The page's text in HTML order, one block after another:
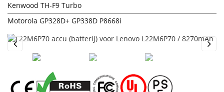
Kenwood TH-F9 Turbo
Motorola GP328D+ GP338D P8668i
Previous